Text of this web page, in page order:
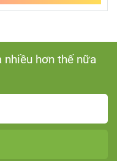
nhiều hơn thế nữa